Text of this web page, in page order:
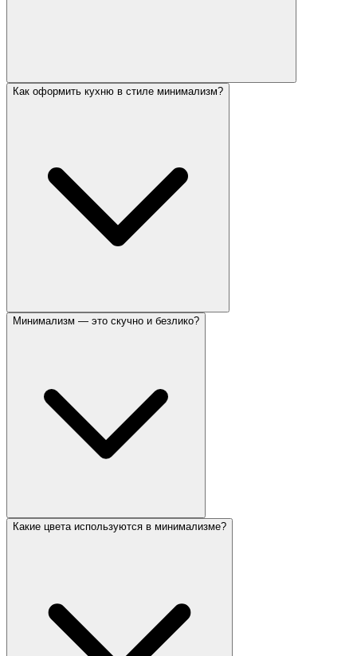
Как оформить кухню в стиле минимализм?
Минимализм — это скучно и безлико?
Какие цвета используются в минимализме?